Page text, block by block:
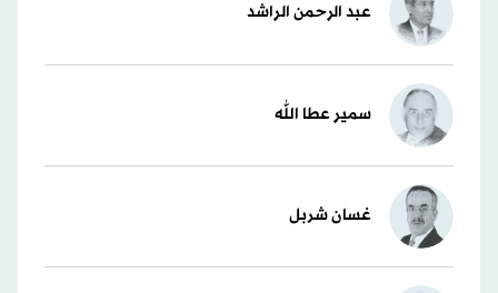
عبد الرحمن الراشد
سمير عطا الله
غسان شربل